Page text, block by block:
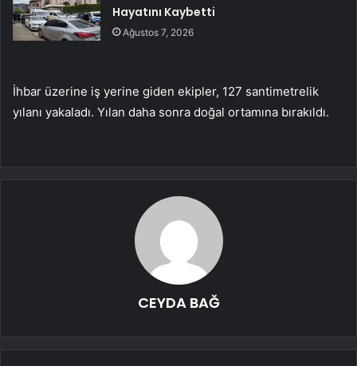
Hayatını Kaybetti
Ağustos 7, 2026
İhbar üzerine iş yerine giden ekipler, 127 santimetrelik
yılanı yakaladı. Yılan daha sonra doğal ortamına bırakıldı.
CEYDA BAĞ